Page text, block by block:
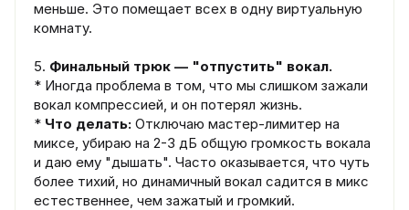
меньше. Это помещает всех в одну виртуальную
комнату.
5. Финальный трюк — "отпустить" вокал.
* Иногда проблема в том, что мы слишком зажали
вокал компрессией, и он потерял жизнь.
* Что делать: Отключаю мастер-лимитер на
миксе, убираю на 2-3 дБ общую громкость вокала
и даю ему "дышать". Часто оказывается, что чуть
более тихий, но динамичный вокал садится в микс
естественнее, чем зажатый и громкий.